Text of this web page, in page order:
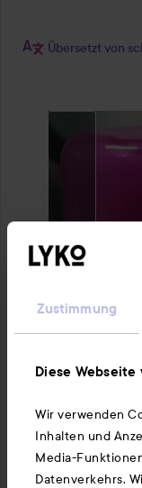
Zustimmung
Diese
Wir verwenden
Inhalten und
Media-
Datenverkehrs.
Übersetzt von
+3